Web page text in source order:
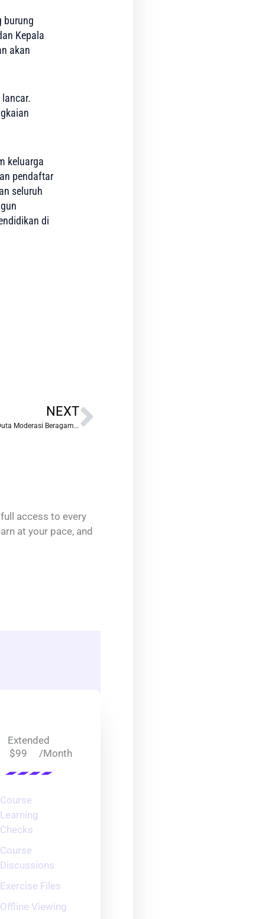
burung
Kepala
akan
keluarga
pendaftar
seluruh
di
NEXT
MAN 1 Mojokerto Kukuhkan Kader dan Duta Moderasi Beragama: Langkah Nyata Menuju Generasi Moderat dan Damai
Next
access to every
at your pace, and
Extended
$99
/Month
Course
Learning
Checks
Course
Discussions
Exercise Files
Offline Viewing